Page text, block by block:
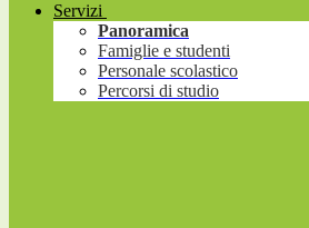
Servizi
Panoramica
Famiglie e studenti
Personale scolastico
Percorsi di studio